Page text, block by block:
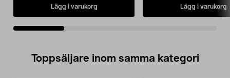
Lägg i varukorg Lägg i varukorg
Toppsäljare inom samma kategori